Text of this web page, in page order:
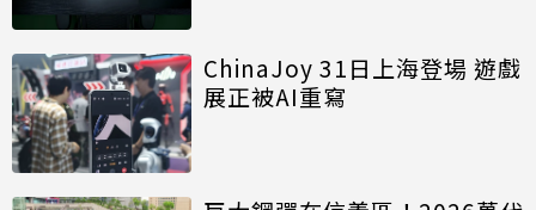
ChinaJoy 31日上海登場 遊戲
展正被AI重寫